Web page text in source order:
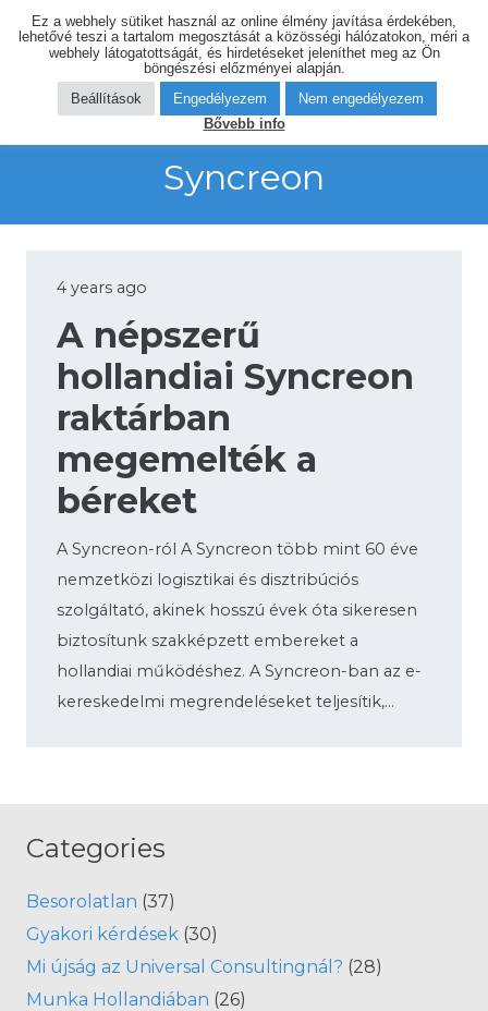
Syncreon
4 years ago
A népszerű
hollandiai Syncreon
raktárban
megemelték a
béreket
A Syncreon-ról A Syncreon több mint 60 éve
nemzetközi logisztikai és disztribúciós
szolgáltató, akinek hosszú évek óta sikeresen
biztosítunk szakképzett embereket a
hollandiai működéshez. A Syncreon-ban az e-
kereskedelmi megrendeléseket teljesítik,…
Categories
Besorolatlan (37)
Gyakori kérdések (30)
Mi újság az Universal Consultingnál? (28)
Munka Hollandiában (26)
Ez a webhely sütiket használ az online élmény javítása érdekében,
lehetővé teszi a tartalom megosztását a közösségi hálózatokon, méri a
webhely látogatottságát, és hirdetéseket jeleníthet meg az Ön
böngészési előzményei alapján.
Beállítások
Engedélyezem
Nem engedélyezem
Bővebb info